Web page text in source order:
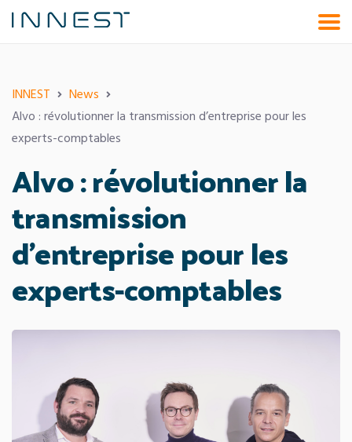
Aller
INNEST
News
Alvo : révolutionner la transmission d’entreprise pour les
experts-comptables
Alvo : révolutionner la
transmission
d’entreprise pour les
experts-comptables